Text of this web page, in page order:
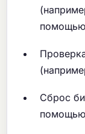
помощью
Сброс
помощью